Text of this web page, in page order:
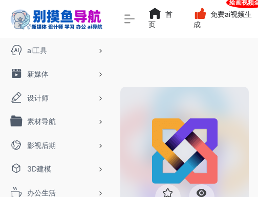
ai工具
新媒体
设计师
素材导航
影视后期
3D建模
办公生活
首
页
免费ai视频生
成